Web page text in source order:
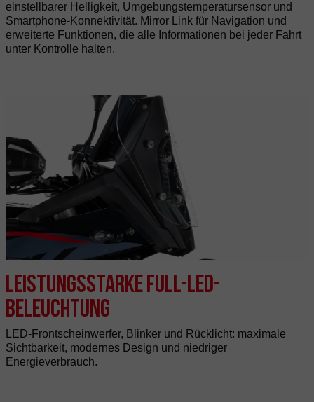
einstellbarer Helligkeit, Umgebungstemperatursensor und
Smartphone-Konnektivität. Mirror Link für Navigation und
erweiterte Funktionen, die alle Informationen bei jeder Fahrt
unter Kontrolle halten.
Leistungsstarke Full-LED-
Beleuchtung
LED-Frontscheinwerfer, Blinker und Rücklicht: maximale
Sichtbarkeit, modernes Design und niedriger
Energieverbrauch.